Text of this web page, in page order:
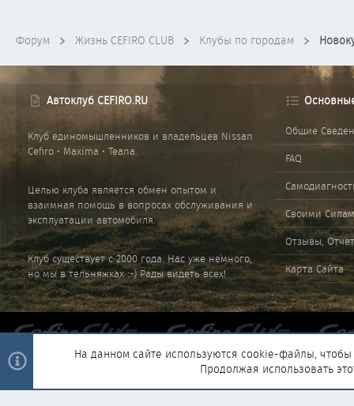
Форум Жизнь CEFIRO CLUB Клубы по городам
Автоклуб CEFIRO.RU
Клуб единомышленников и владельцев Nissan
Cefiro • Maxima • Teana.
Целью клуба является обмен опытом и
взаимная помощь в вопросах обслуживания и
эксплуатации автомобиля.
Клуб существует с 2000 года. Нас уже немного,
но мы в тельняжках :-) Рады видеть всех!
Общие
FAQ
Своими
Отзывы,
Карта Сайта
Community platform by XenForo © 2010-2025 XenForo Ltd. |Style and
На данном сайте используются cookie-файлы, чтобы
Продолжая использовать